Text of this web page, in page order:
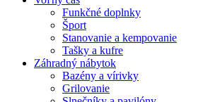
Funkčné doplnky
Šport
Stanovanie a kempovanie
Tašky a kufre
Záhradný nábytok
Bazény a vírivky
Grilovanie